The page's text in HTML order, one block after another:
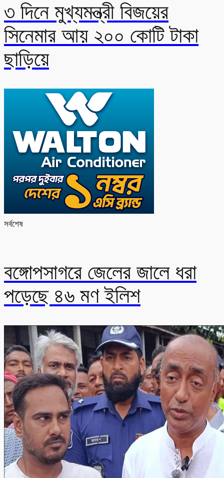
৩ দিনে মুখ্যমন্ত্রী বিজয়ের
সিনেমার আয় ২০০ কোটি টাকা
ছাড়িয়ে
সর্বশেষ
বঙ্গোপসাগরে জেলের জালে ধরা
পড়েছে ৪৬ মণ ইলিশ